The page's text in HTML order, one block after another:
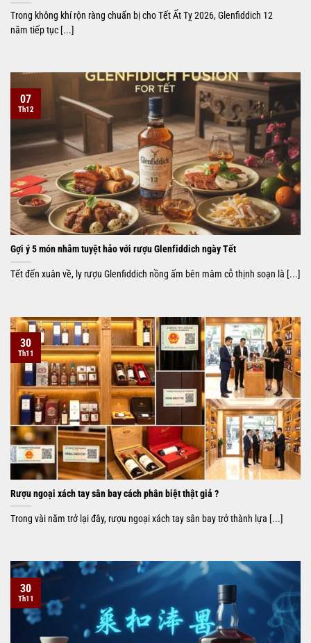
Trong không khí rộn ràng chuẩn bị cho Tết Ất Tỵ 2026, Glenfiddich 12
năm tiếp tục [...]
Gợi ý 5 món nhắm tuyệt hảo với rượu Glenfiddich ngày Tết
Tết đến xuân về, ly rượu Glenfiddich nồng ấm bên mâm cỗ thịnh soạn là [...]
07
Th12
Rượu ngoại xách tay sân bay cách phân biệt thật giả ?
Trong vài năm trở lại đây, rượu ngoại xách tay sân bay trở thành lựa [...]
30
Th11
30
Th11